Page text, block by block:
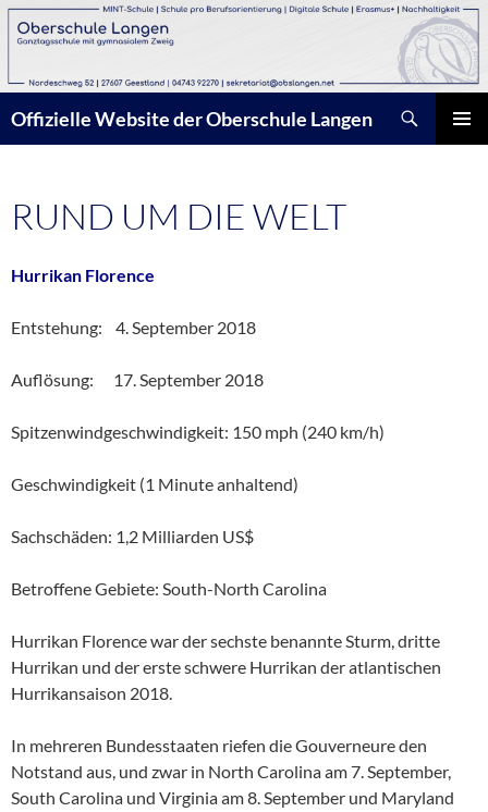
Zum
Inhalt
Offizielle Website der Oberschule Langen
RUND UM DIE WELT
Hurrikan Florence
Entstehung: 4. September 2018
Auflösung: 17. September 2018
Spitzenwindgeschwindigkeit: 150 mph (240 km/h)
Geschwindigkeit (1 Minute anhaltend)
Sachschäden: 1,2 Milliarden US$
Betroffene Gebiete: South-North Carolina
Hurrikan Florence war der sechste benannte Sturm, dritte
Hurrikan und der erste schwere Hurrikan der atlantischen
Hurrikansaison 2018.
In mehreren Bundesstaaten riefen die Gouverneure den
Notstand aus, und zwar in North Carolina am 7. September,
South Carolina und Virginia am 8. September und Maryland